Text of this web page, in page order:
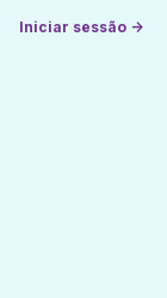
Iniciar sessão →